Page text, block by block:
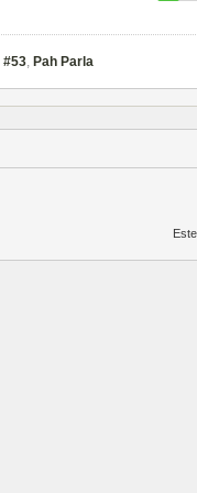
#53, Pah Parla